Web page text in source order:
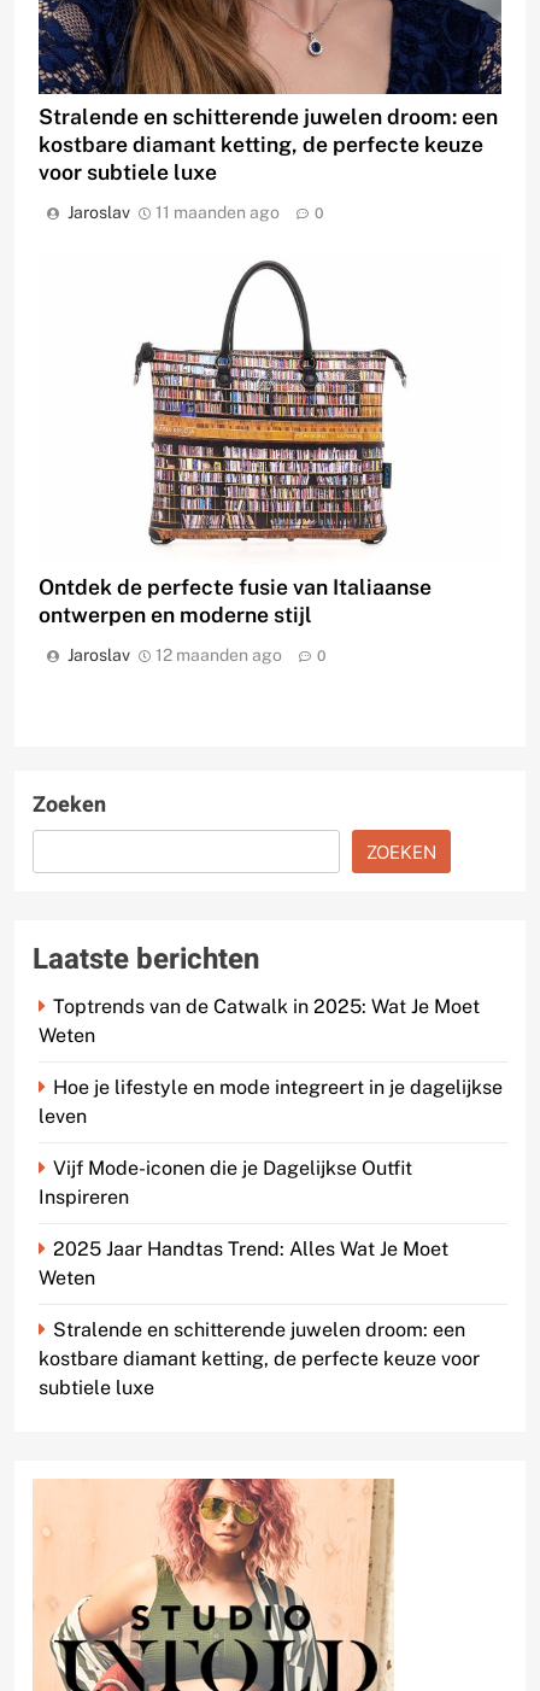
Stralende en schitterende juwelen droom: een
kostbare diamant ketting, de perfecte keuze
voor subtiele luxe
Jaroslav 11 maanden ago 0
Ontdek de perfecte fusie van Italiaanse
ontwerpen en moderne stijl
Jaroslav 12 maanden ago 0
Zoeken
ZOEKEN
Laatste berichten
Toptrends van de Catwalk in 2025: Wat Je Moet
Weten
Hoe je lifestyle en mode integreert in je dagelijkse
leven
Vijf Mode-iconen die je Dagelijkse Outfit
Inspireren
2025 Jaar Handtas Trend: Alles Wat Je Moet
Weten
Stralende en schitterende juwelen droom: een
kostbare diamant ketting, de perfecte keuze voor
subtiele luxe